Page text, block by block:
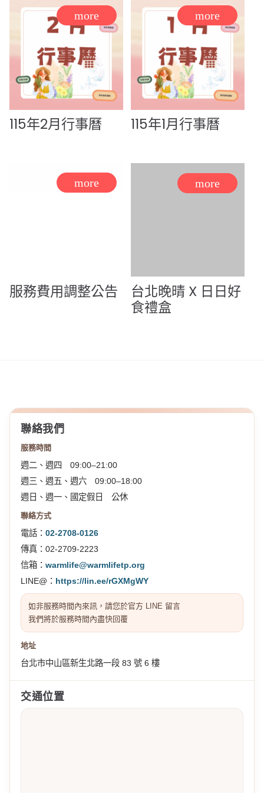
115年2月行事曆 115年1月行事曆
服務費用調整公告
台北晚晴 X 日日好
食禮盒
聯絡我們
服務時間
週二、週四 09:00–21:00
週三、週五、週六 09:00–18:00
週日、週一、國定假日 公休
聯絡方式
電話： 02-2708-0126
傳真：02-2709-2223
信箱： warmlife@warmlifetp.org
LINE@： https://lin.ee/rGXMgWY
如非服務時間內來訊，請您於官方 LINE 留言
我們將於服務時間內盡快回覆
地址
台北市中山區新生北路一段 83 號 6 樓
交通位置